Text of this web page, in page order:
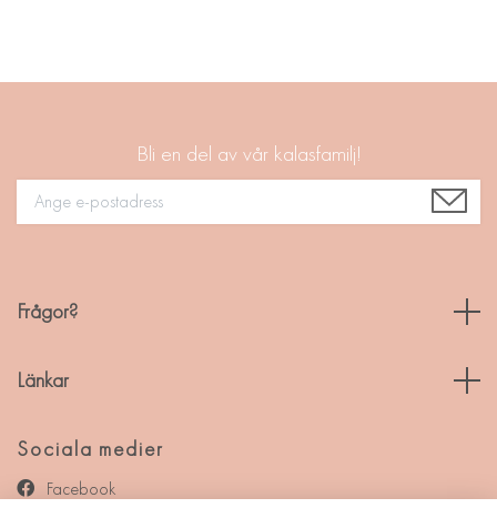
Bli en del av vår kalasfamilj!
Frågor?
Länkar
Sociala medier
Facebook